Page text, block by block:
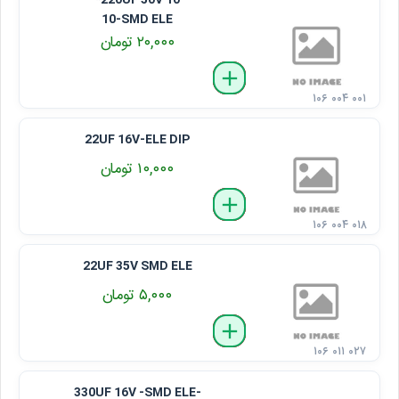
10-SMD ELE
۲۰,۰۰۰ تومان
delete
remove
add
۱۰۶ ۰۰۴ ۰۰۱
22UF 16V-ELE DIP
۱۰,۰۰۰ تومان
delete
remove
add
۱۰۶ ۰۰۴ ۰۱۸
22UF 35V SMD ELE
۵,۰۰۰ تومان
delete
remove
add
۱۰۶ ۰۱۱ ۰۲۷
330UF 16V -SMD ELE-